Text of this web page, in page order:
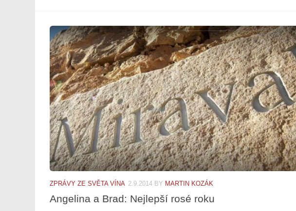
ZPRÁVY ZE SVĚTA VÍNA 2.9.2014 BY MARTIN KOZÁK
Angelina a Brad: Nejlepší rosé roku